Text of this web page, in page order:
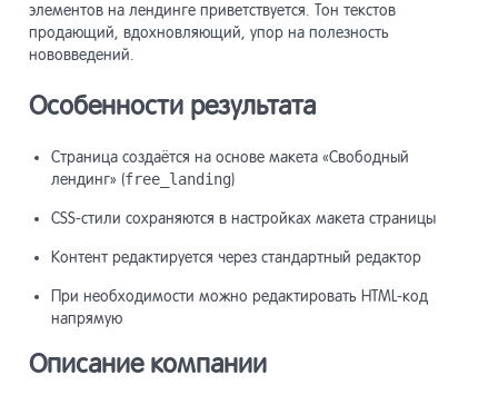
элементов на лендинге приветствуется. Тон текстов
продающий, вдохновляющий, упор на полезность
нововведений.
Особенности результата
Страница создаётся на основе макета «Свободный
лендинг» (free_landing)
CSS-стили сохраняются в настройках макета страницы
Контент редактируется через стандартный редактор
При необходимости можно редактировать HTML-код
напрямую
Описание компании